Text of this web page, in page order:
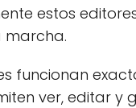
estos
marcha.
funcionan
ver, editar